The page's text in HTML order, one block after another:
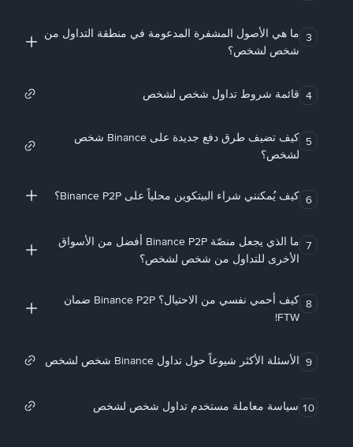
3 ما هي الأصول المشفرة المدعومة في منطقة التداول من
شخص لشخص؟
4 قائمة شروط تداول شخص لشخص
5
كيف تضيف طرق دفع جديدة على Binance شخص
لشخص؟
6 كيف يُمكنني شراء البيتكوين محلياً على Binance P2P؟
7
ما الذي يجعل منصّة Binance P2P أفضل من الأسواق
الأخرى للتداول من شخص لشخص؟
8
كيف أحمي نفسي من الاحتيال؟ Binance P2P ضمان
FTW!
9 الأسئلة الأكثر شيوعاً حول تداول Binance شخص لشخص
10 سياسة معاملة مستخدم تداول شخص لشخص